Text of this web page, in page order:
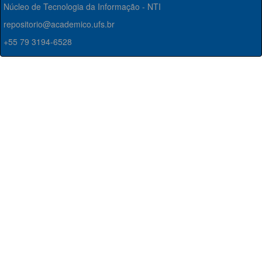
Núcleo de Tecnologia da Informação - NTI
repositorio@academico.ufs.br
+55 79 3194-6528